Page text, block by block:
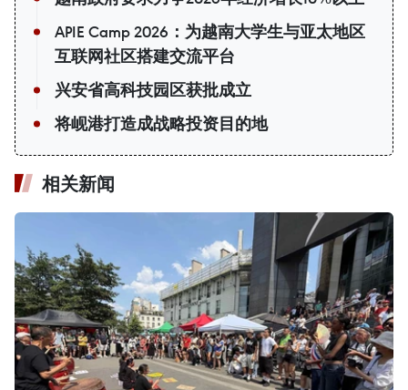
APIE Camp 2026：为越南大学生与亚太地区
互联网社区搭建交流平台
兴安省高科技园区获批成立
将岘港打造成战略投资目的地
相关新闻